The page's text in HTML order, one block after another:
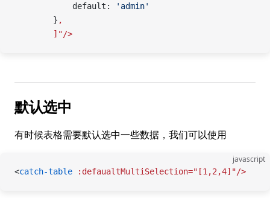
            default:
'admin'
        }
,
        ]"/>
默认选中
有时候表格需要默认选中一些数据，我们可以使用
javascript
<catch-table :defaualtMultiSelection="[1,2,4]"/>